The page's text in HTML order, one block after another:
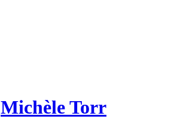
Michèle Torr